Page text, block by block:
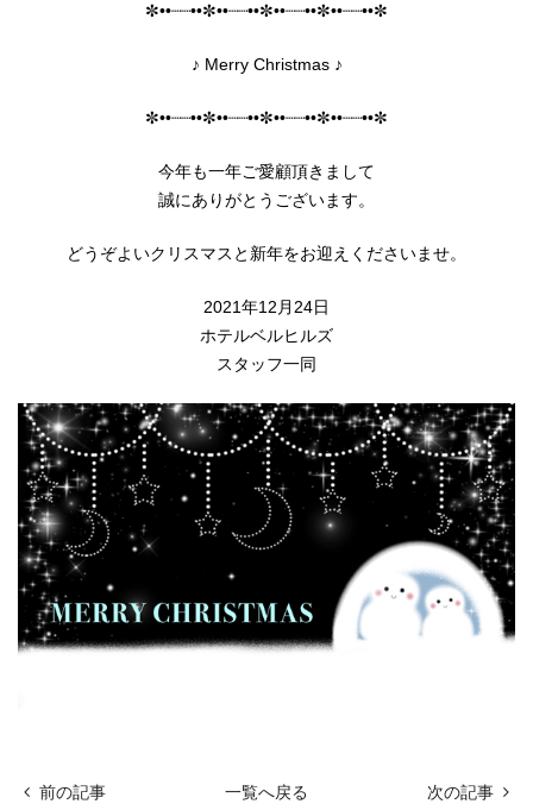
✼••┈┈••✼••┈┈••✼••┈┈••✼••┈┈••✼
♪ Merry Christmas ♪
✼••┈┈••✼••┈┈••✼••┈┈••✼••┈┈••✼
今年も一年ご愛顧頂きまして
誠にありがとうございます。
どうぞよいクリスマスと新年をお迎えくださいませ。
2021年12月24日
ホテルベルヒルズ
スタッフ一同
前の記事 一覧へ戻る 次の記事